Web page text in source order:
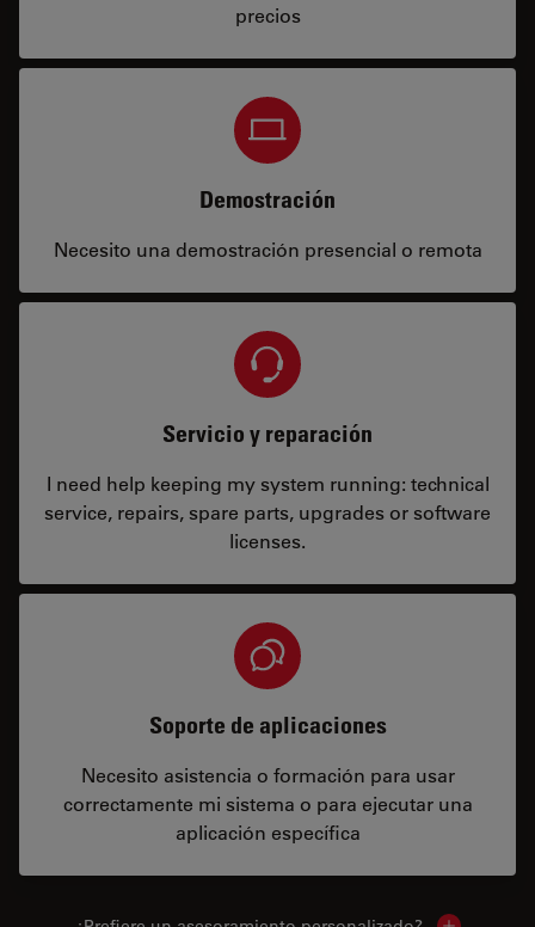
precios
Demostración
Necesito una demostración presencial o remota
Servicio y reparación
I need help keeping my system running: technical
service, repairs, spare parts, upgrades or software
licenses.
Soporte de aplicaciones
Necesito asistencia o formación para usar
correctamente mi sistema o para ejecutar una
aplicación específica